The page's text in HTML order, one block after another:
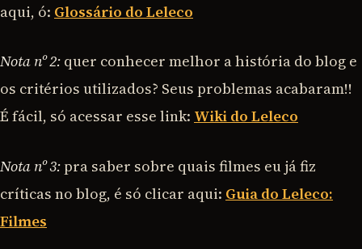
aqui, ó: Glossário do Leleco
Nota nº 2: quer conhecer melhor a história do blog e
os critérios utilizados? Seus problemas acabaram!!
É fácil, só acessar esse link: Wiki do Leleco
Nota nº 3: pra saber sobre quais filmes eu já fiz
críticas no blog, é só clicar aqui: Guia do Leleco:
Filmes